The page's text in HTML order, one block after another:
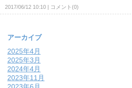
2017/06/12 10:10 コメント(0)
アーカイブ
2025年4月
2025年3月
2024年4月
2023年11月